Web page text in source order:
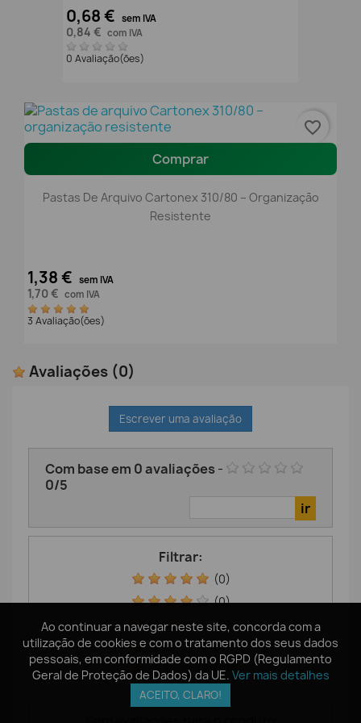
Ao continuar a navegar neste site, concorda com a
utilização de cookies e com o tratamento dos seus dados
pessoais, em conformidade com o RGPD (Regulamento
Geral de Proteção de Dados) da UE. Ver mais detalhes
ACEITO, CLARO!
0,68 € sem IVA
0,84 € com IVA
0 Avaliação(ões)
Comprar
Pastas De Arquivo Cartonex 310/80 – Organização
Resistente
1,38 € sem IVA
1,70 € com IVA
3 Avaliação(ões)
favorite_border
Avaliações (0)
Escrever uma avaliação
Com base em 0avaliações-
0/5
Filtrar:
(0)
(0)
(0)
(0)
(0)
Ao continuar a navegar neste site, concorda com a
utilização de cookies e com o tratamento dos seus dados
pessoais, em conformidade com o RGPD (Regulamento
Geral de Proteção de Dados) da UE. Ver mais detalhes
ACEITO, CLARO!